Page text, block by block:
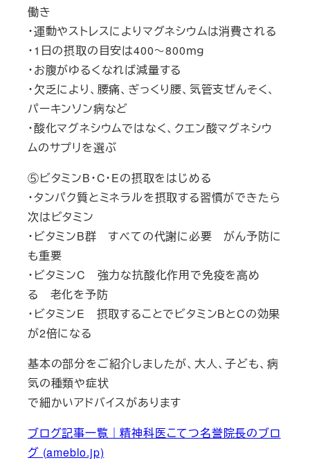
働き
・運動やストレスによりマグネシウムは消費される
・1日の摂取の目安は400～800ｍｇ
・お腹がゆるくなれば減量する
・欠乏により、腰痛、ぎっくり腰、気管支ぜんそく、
パーキンソン病など
・酸化マグネシウムではなく、クエン酸マグネシウ
ムのサプリを選ぶ
⑤ビタミンB・C・Eの摂取をはじめる
・タンパク質とミネラルを摂取する習慣ができたら
次はビタミン
・ビタミンB群 すべての代謝に必要 がん予防に
も重要
・ビタミンC 強力な抗酸化作用で免疫を高め
る 老化を予防
・ビタミンE 摂取することでビタミンBとCの効果
が2倍になる
基本の部分をご紹介しましたが、大人、子ども、病
気の種類や症状
で細かいアドバイスがあります
ブログ記事一覧｜精神科医こてつ名誉院長のブロ
グ (ameblo.jp)